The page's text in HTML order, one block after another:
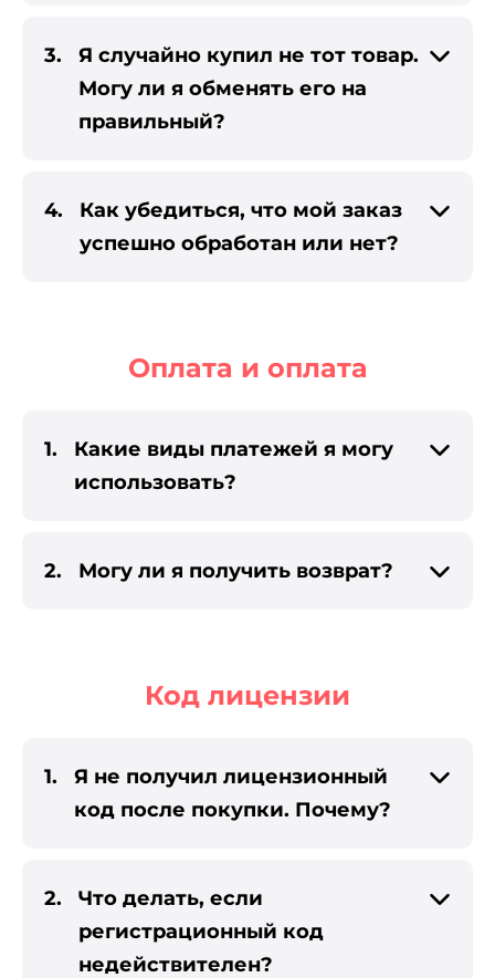
Pandora
SoundCloud
3.
Я случайно купил не тот товар.
Могу ли я обменять его на
правильный?
4.
Как убедиться, что мой заказ
успешно обработан или нет?
Оплата и оплата
1.
Какие виды платежей я могу
использовать?
2. Могу ли я получить возврат?
Код лицензии
1.
Я не получил лицензионный
код после покупки. Почему?
2.
Что делать, если
регистрационный код
недействителен?